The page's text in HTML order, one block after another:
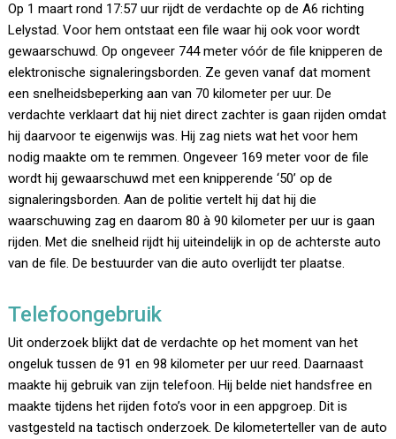
Op 1 maart rond 17:57 uur rijdt de verdachte op de A6 richting
Lelystad. Voor hem ontstaat een file waar hij ook voor wordt
gewaarschuwd. Op ongeveer 744 meter vóór de file knipperen de
elektronische signaleringsborden. Ze geven vanaf dat moment
een snelheidsbeperking aan van 70 kilometer per uur. De
verdachte verklaart dat hij niet direct zachter is gaan rijden omdat
hij daarvoor te eigenwijs was. Hij zag niets wat het voor hem
nodig maakte om te remmen. Ongeveer 169 meter voor de file
wordt hij gewaarschuwd met een knipperende ‘50’ op de
signaleringsborden. Aan de politie vertelt hij dat hij die
waarschuwing zag en daarom 80 à 90 kilometer per uur is gaan
rijden. Met die snelheid rijdt hij uiteindelijk in op de achterste auto
van de file. De bestuurder van die auto overlijdt ter plaatse.
Telefoongebruik
Uit onderzoek blijkt dat de verdachte op het moment van het
ongeluk tussen de 91 en 98 kilometer per uur reed. Daarnaast
maakte hij gebruik van zijn telefoon. Hij belde niet handsfree en
maakte tijdens het rijden foto’s voor in een appgroep. Dit is
vastgesteld na tactisch onderzoek. De kilometerteller van de auto